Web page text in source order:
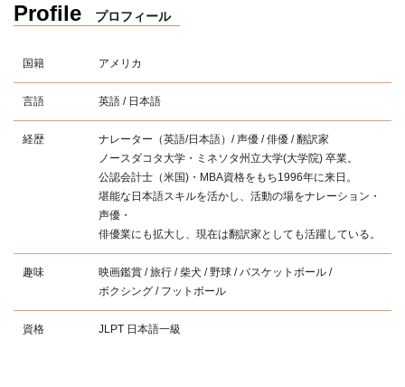
Profile プロフィール
国籍 アメリカ
言語 英語 / 日本語
経歴
ナレーター（英語/日本語）/ 声優 / 俳優 / 翻訳家
ノースダコタ大学・ミネソタ州立大学(大学院) 卒業。
公認会計士（米国)・MBA資格をもち1996年に来日。
堪能な日本語スキルを活かし、活動の場をナレーション・
声優・
俳優業にも拡大し、現在は翻訳家としても活躍している。
趣味
映画鑑賞 / 旅行 / 柴犬 / 野球 / バスケットボール /
ボクシング / フットボール
資格 JLPT 日本語一級